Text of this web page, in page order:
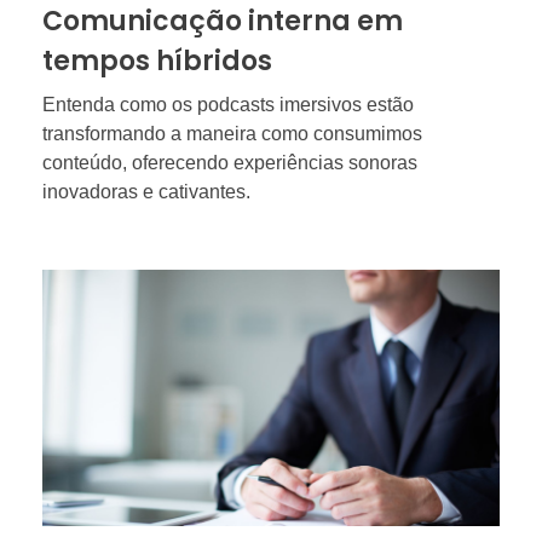
Comunicação interna em
tempos híbridos
Entenda como os podcasts imersivos estão
transformando a maneira como consumimos
conteúdo, oferecendo experiências sonoras
inovadoras e cativantes.